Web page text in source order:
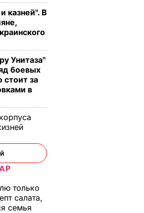
казней". В
Унитаза"
боевых
стоит за
в
только
салата,
семья